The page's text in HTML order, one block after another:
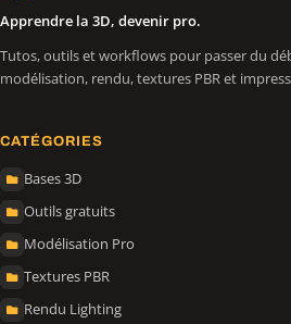
Apprendre la 3D, devenir pro.
Tutos, outils et workflows pour passer du
modélisation, rendu, textures PBR et
CATÉGORIES
Bases 3D
Outils gratuits
Modélisation Pro
Textures PBR
Rendu Lighting